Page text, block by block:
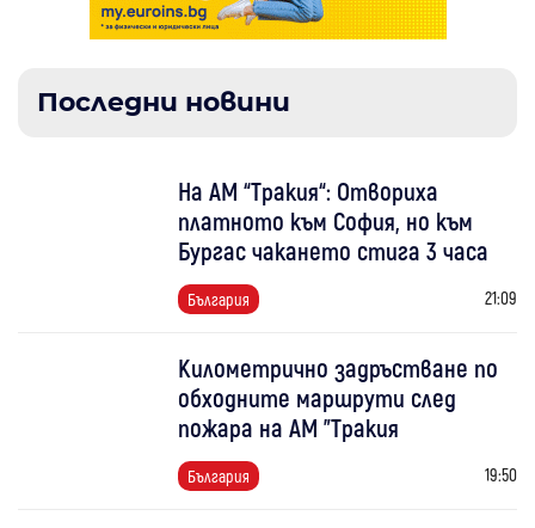
Последни новини
На АМ “Тракия“: Отвориха
платното към София, но към
Бургас чакането стига 3 часа
България 21:09
Километрично задръстване по
обходните маршрути след
пожара на АМ "Тракия
България 19:50